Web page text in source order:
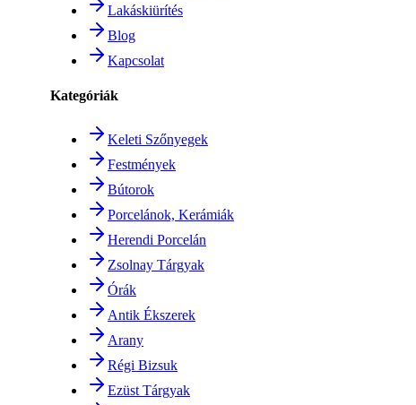
Lakáskiürítés
Blog
Kapcsolat
Kategóriák
Keleti Szőnyegek
Festmények
Bútorok
Porcelánok, Kerámiák
Herendi Porcelán
Zsolnay Tárgyak
Órák
Antik Ékszerek
Arany
Régi Bizsuk
Ezüst Tárgyak